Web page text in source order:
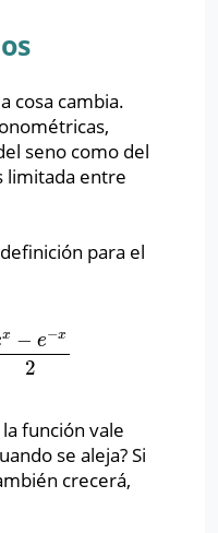
cosa cambia.
seno como del
limitada entre
para el
x − e−x
2
e−x2
la función vale
se aleja? Si
crecerá,